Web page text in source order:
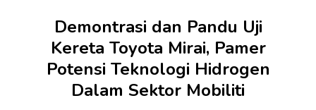
Demontrasi dan Pandu Uji
Kereta Toyota Mirai, Pamer
Potensi Teknologi Hidrogen
Dalam Sektor Mobiliti